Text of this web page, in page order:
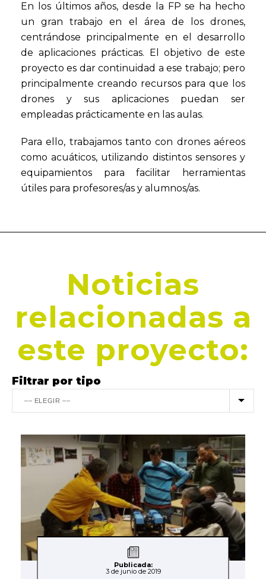
En los últimos años, desde la FP se ha hecho
un gran trabajo en el área de los drones,
centrándose principalmente en el desarrollo
de aplicaciones prácticas. El objetivo de este
proyecto es dar continuidad a ese trabajo; pero
principalmente creando recursos para que los
drones y sus aplicaciones puedan ser
empleadas prácticamente en las aulas.
Para ello, trabajamos tanto con drones aéreos
como acuáticos, utilizando distintos sensores y
equipamientos para facilitar herramientas
útiles para profesores/as y alumnos/as.
Noticias
relacionadas a
este proyecto:
Filtrar por tipo
Publicada:
3 de junio de 2019